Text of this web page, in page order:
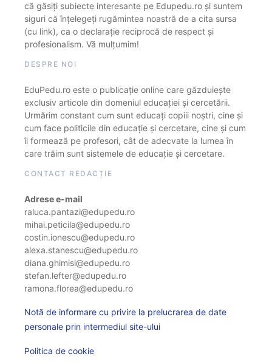
că găsiți subiecte interesante pe Edupedu.ro și suntem
siguri că înțelegeți rugămintea noastră de a cita sursa
(cu link), ca o declarație reciprocă de respect și
profesionalism. Vă mulțumim!
DESPRE NOI
EduPedu.ro este o publicație online care găzduiește
exclusiv articole din domeniul educației și cercetării.
Urmărim constant cum sunt educați copiii noștri, cine și
cum face politicile din educație și cercetare, cine și cum
îi formează pe profesori, cât de adecvate la lumea în
care trăim sunt sistemele de educație și cercetare.
CONTACT REDACȚIE
Adrese e-mail
raluca.pantazi@edupedu.ro
mihai.peticila@edupedu.ro
costin.ionescu@edupedu.ro
alexa.stanescu@edupedu.ro
diana.ghimisi@edupedu.ro
stefan.lefter@edupedu.ro
ramona.florea@edupedu.ro
Notă de informare cu privire la prelucrarea de date
personale prin intermediul site-ului
Politica de cookie